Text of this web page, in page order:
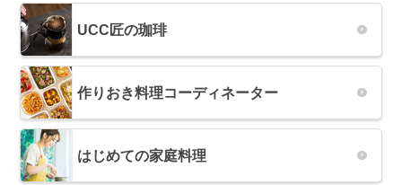
UCC匠の珈琲
作りおき料理コーディネーター
はじめての家庭料理